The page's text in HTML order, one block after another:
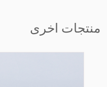
منتجات اخرى